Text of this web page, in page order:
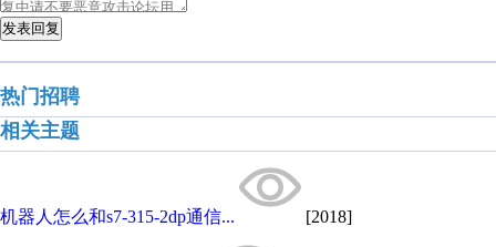
发表回复
热门招聘
相关主题
机器人怎么和s7-315-2dp通信... [2018]